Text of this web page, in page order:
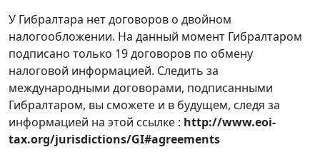
У Гибралтара нет договоров о двойном
налогообложении. На данный момент Гибралтаром
подписано только 19 договоров по обмену
налоговой информацией. Следить за
международными договорами, подписанными
Гибралтаром, вы сможете и в будущем, следя за
информацией на этой ссылке : http://www.eoi-
tax.org/jurisdictions/GI#agreements